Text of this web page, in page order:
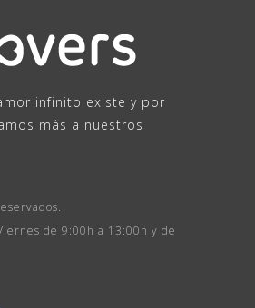
infinito existe y por
más a nuestros
de 9:00h a 13:00h y de